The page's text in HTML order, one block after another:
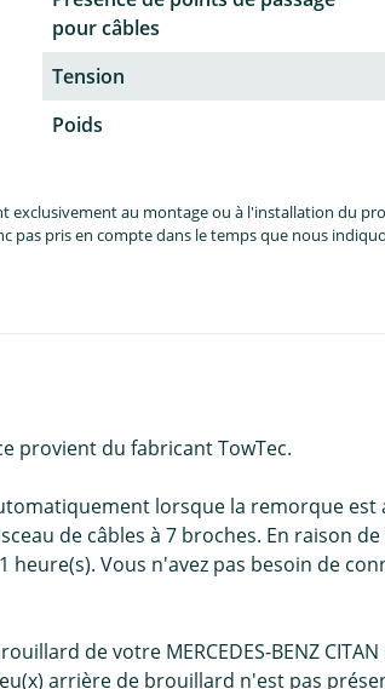
pour câbles
Tension
Poids
exclusivement au montage ou à l'installation du
pas pris en compte dans le temps que nous
provient du fabricant TowTec.
lorsque la remorque est
de câbles à 7 broches. En raison
Vous n'avez pas besoin de
de votre MERCEDES-BENZ
arrière de brouillard n'est pas